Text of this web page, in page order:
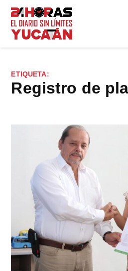
Saltar
contenido
ETIQUETA:
registro de